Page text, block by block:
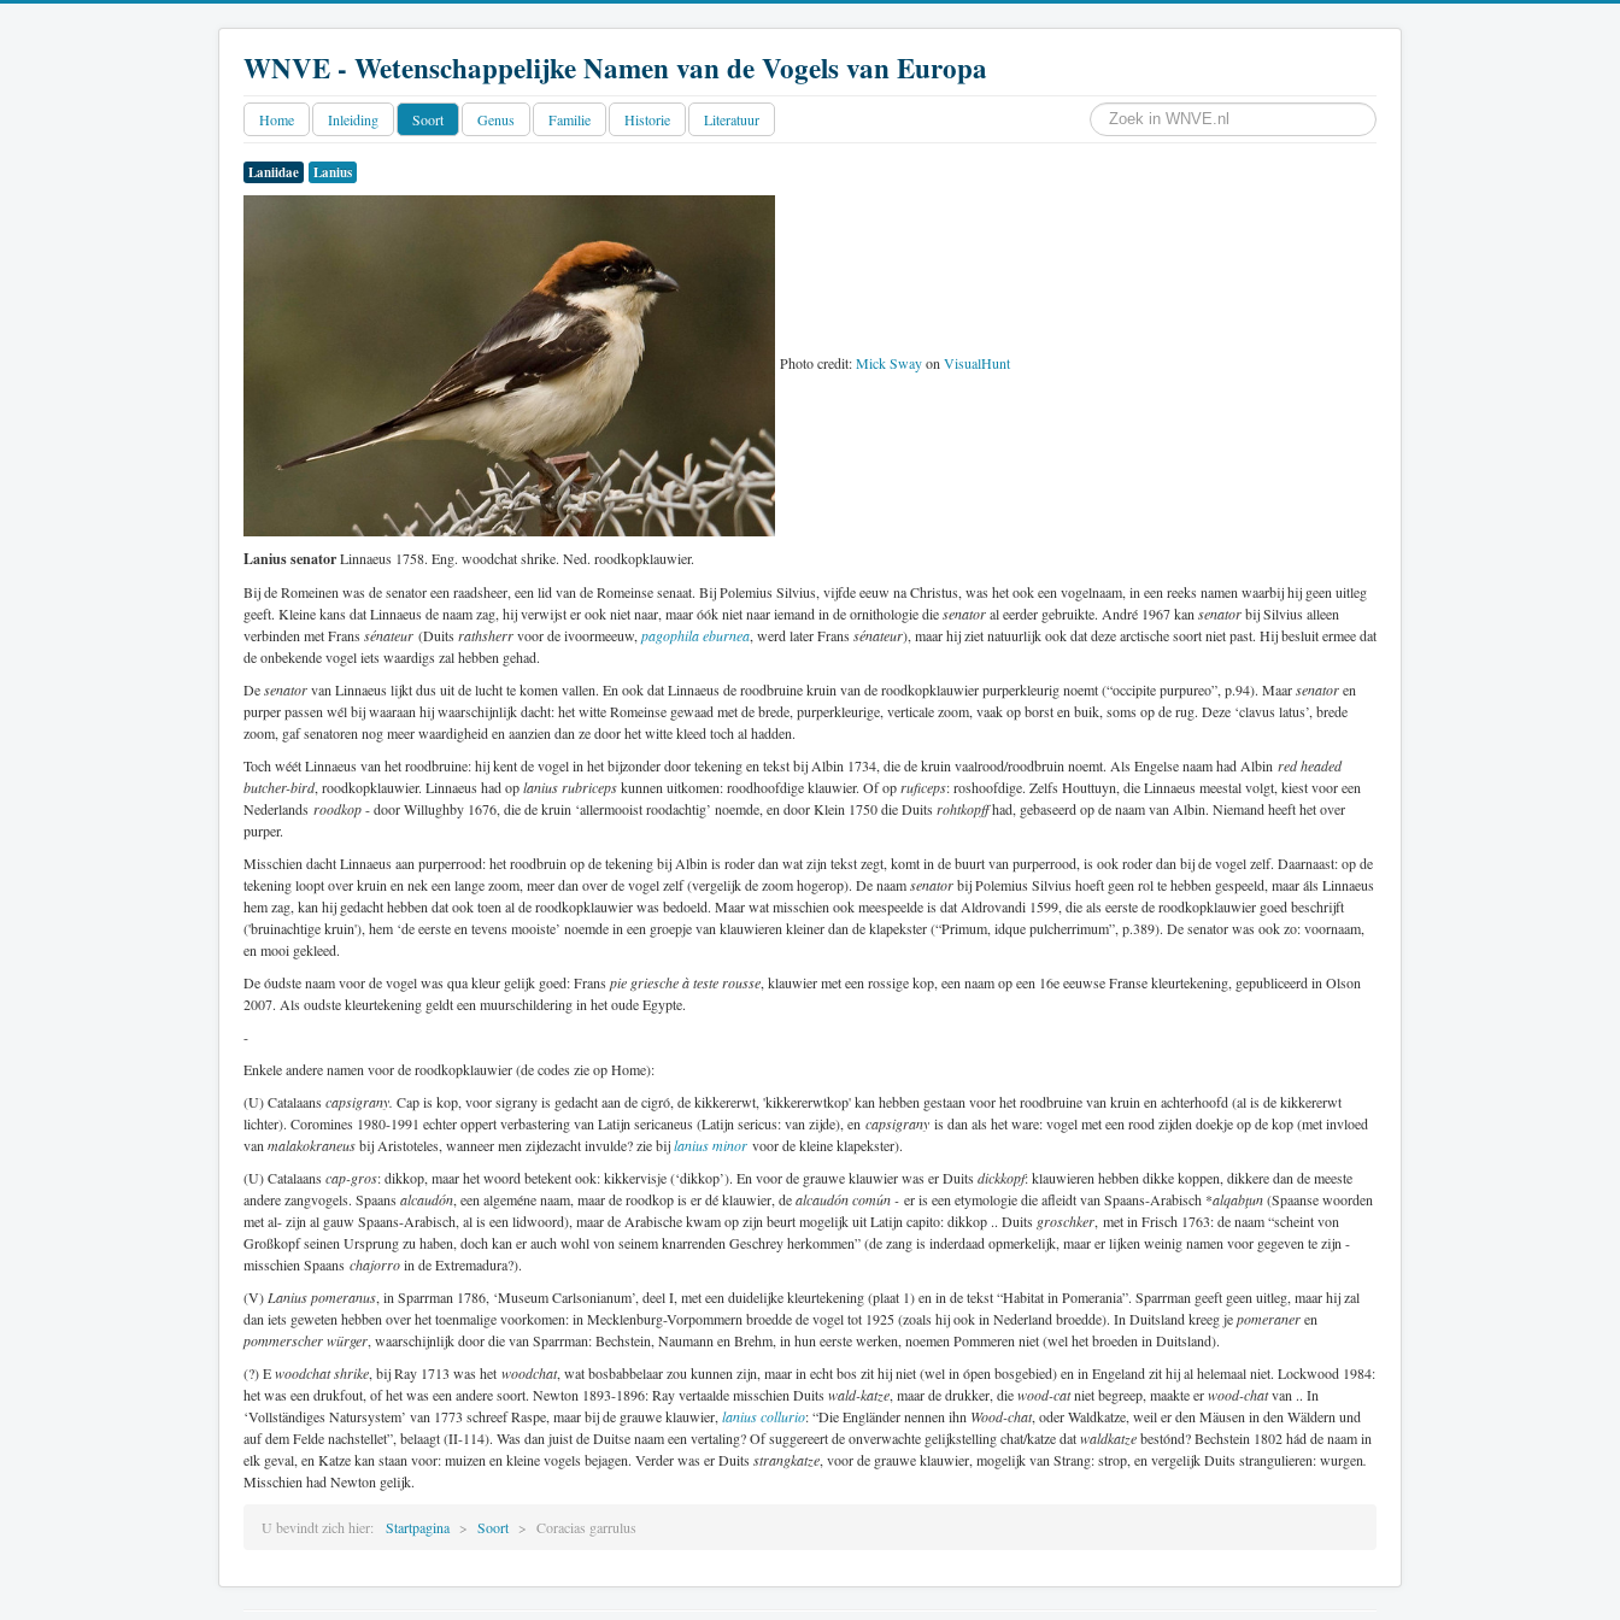
WNVE - Wetenschappelijke Namen van de Vogels van Europa
Home Inleiding Soort Genus Familie Historie Literatuur
Laniidae Lanius
Photo credit:Mick SwayonVisualHunt
Lanius senatorLinnaeus 1758. Eng. woodchat shrike. Ned. roodkopklauwier.
Bij de Romeinen was de senator een raadsheer, een lid van de Romeinse senaat. Bij Polemius Silvius, vijfde eeuw na Christus, was het ook een vogelnaam, in een reeks namen waarbij hij geen uitleg
geeft. Kleine kans dat Linnaeus de naam zag, hij verwijst er ook niet naar, maar óók niet naar iemand in de ornithologie diesenatoral eerder gebruikte. André 1967 kan senatorbij Silvius alleen
verbinden met Frans sénateur (Duits rathsherrvoor de ivoormeeuw, pagophila eburnea, werd later Frans sénateur), maar hij ziet natuurlijk ook dat deze arctische soort niet past. Hij besluit ermee dat
de onbekende vogel iets waardigs zal hebben gehad.
Desenatorvan Linnaeus lijkt dus uit de lucht te komen vallen. En ook dat Linnaeus de roodbruine kruin van de roodkopklauwier purperkleurig noemt (“occipite purpureo”, p.94). Maarsenatoren
purper passen wél bij waaraan hij waarschijnlijk dacht: het witte Romeinse gewaad met de brede, purperkleurige, verticale zoom, vaak op borst en buik, soms op de rug. Deze ‘clavus latus’, brede
zoom, gaf senatoren nog meer waardigheid en aanzien dan ze door het witte kleed toch al hadden.
Toch wéét Linnaeus van het roodbruine: hij kent de vogel in het bijzonder door tekening en tekst bij Albin 1734, die de kruin vaalrood/roodbruin noemt. Als Engelse naam had Albin red headed
butcher-bird, roodkopklauwier. Linnaeus had oplanius rubricepskunnen uitkomen: roodhoofdige klauwier. Of opruficeps: roshoofdige. Zelfs Houttuyn, die Linnaeus meestal volgt, kiest voor een
Nederlands roodkop- door Willughby 1676, die de kruin ‘allermooist roodachtig’ noemde, en door Klein 1750 die Duits rohtkopffhad, gebaseerd op de naam van Albin. Niemand heeft het over
purper.
Misschien dacht Linnaeus aan purperrood: het roodbruin op de tekening bij Albin is roder dan wat zijn tekst zegt, komt in de buurt van purperrood, is ook roder dan bij de vogel zelf. Daarnaast: op de
tekening loopt over kruin en nek een lange zoom, meer dan over de vogel zelf (vergelijk de zoom hogerop). De naamsenatorbij Polemius Silvius hoeft geen rol te hebben gespeeld, maar áls Linnaeus
hem zag, kan hij gedacht hebben dat ook toen al de roodkopklauwier was bedoeld. Maar wat misschien ook meespeelde is dat Aldrovandi 1599, die als eerste de roodkopklauwier goed beschrijft
('bruinachtige kruin'), hem ‘de eerste en tevens mooiste’ noemde in een groepje van klauwieren kleiner dan de klapekster (“Primum, idque pulcherrimum”, p.389). De senator was ook zo: voornaam,
en mooi gekleed.
De óudste naam voor de vogel was qua kleur gelijk goed: Frans pie griesche à teste rousse, klauwier met een rossige kop, een naam op een 16e eeuwse Franse kleurtekening, gepubliceerd in Olson
2007. Als oudste kleurtekening geldt een muurschildering in het oude Egypte.
-
Enkele andere namen voor de roodkopklauwier (de codes zie op Home):
(U) Catalaans capsigrany. Cap is kop, voor sigrany is gedacht aan de cigró, de kikkererwt, 'kikkererwtkop' kan hebben gestaan voor het roodbruine van kruin en achterhoofd (al is de kikkererwt
lichter). Coromines 1980-1991 echter oppert verbastering van Latijn sericaneus (Latijn sericus: van zijde), en capsigrany is dan als het ware: vogel met een rood zijden doekje op de kop (met invloed
van malakokraneusbij Aristoteles, wanneer men zijdezacht invulde? zie bijlanius minor voor de kleine klapekster).
(U) Catalaans cap-gros: dikkop, maar het woord betekent ook: kikkervisje (‘dikkop’). En voor de grauwe klauwier was er Duits dickkopf: klauwieren hebben dikke koppen, dikkere dan de meeste
andere zangvogels. Spaans alcaudón, een algeméne naam, maar de roodkop is er dé klauwier, dealcaudón común - er is een etymologie die afleidt van Spaans-Arabisch *alqabţun(Spaanse woorden
met al- zijn al gauw Spaans-Arabisch, al is een lidwoord), maar de Arabische kwam op zijn beurt mogelijk uit Latijn capito: dikkop .. Duits groschker, met in Frisch 1763: de naam “scheint von
Großkopf seinen Ursprung zu haben, doch kan er auch wohl von seinem knarrenden Geschrey herkommen” (de zang is inderdaad opmerkelijk, maar er lijken weinig namen voor gegeven te zijn -
misschien Spaans chajorroin de Extremadura?).
(V) Lanius pomeranus, in Sparrman 1786, ‘Museum Carlsonianum’, deel I, met een duidelijke kleurtekening (plaat 1) en in de tekst “Habitat in Pomerania”. Sparrman geeft geen uitleg, maar hij zal
dan iets geweten hebben over het toenmalige voorkomen: in Mecklenburg-Vorpommern broedde de vogel tot 1925 (zoals hij ook in Nederland broedde). In Duitsland kreeg jepomeraneren
pommerscher würger, waarschijnlijk door die van Sparrman: Bechstein, Naumann en Brehm, in hun eerste werken, noemen Pommeren niet (wel het broeden in Duitsland).
(?) Ewoodchat shrike, bij Ray 1713 was het woodchat, wat bosbabbelaar zou kunnen zijn, maar in echt bos zit hij niet (wel in ópen bosgebied) en in Engeland zit hij al helemaal niet. Lockwood 1984:
het was een drukfout, of het was een andere soort. Newton 1893-1896: Ray vertaalde misschien Duits wald-katze, maar de drukker, diewood-catniet begreep, maakte erwood-chatvan .. In
‘Vollständiges Natursystem’ van 1773 schreef Raspe, maar bij de grauwe klauwier, lanius collurio: “Die Engländer nennen ihn Wood-chat, oder Waldkatze, weil er den Mäusen in den Wäldern und
auf dem Felde nachstellet”, belaagt (II-114). Was dan juist de Duitse naam een vertaling? Of suggereert de onverwachte gelijkstelling chat/katze datwaldkatzebestónd? Bechstein 1802 hád de naam in
elk geval, en Katze kan staan voor: muizen en kleine vogels bejagen. Verder was er Duits strangkatze, voor de grauwe klauwier, mogelijk van Strang: strop, en vergelijk Duits strangulieren: wurgen.
Misschien had Newton gelijk.
U bevindt zich hier: Startpagina Soort Coracias garrulus